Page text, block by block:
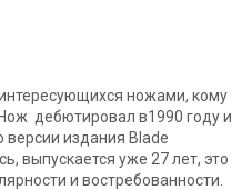
ножами, кому
дебютировал в1990 году и
издания Blade
выпускается уже 27 лет, это
и востребованности.